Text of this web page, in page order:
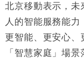
北京移動表示，未
人的智能服務能
更智能、更安心、
「智慧家庭」場景